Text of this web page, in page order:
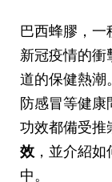
巴西蜂膠，一
新冠疫情的衝
道的保健熱潮
防感冒等健康
功效都備受推
效 ，並介紹
中。